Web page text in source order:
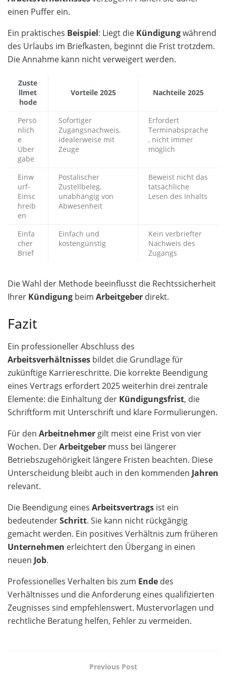
einen Puffer ein.
Ein praktisches Beispiel: Liegt die Kündigungwährend
des Urlaubs im Briefkasten, beginnt die Frist trotzdem.
Die Annahme kann nicht verweigert werden.
Zuste
llmet
hode
Vorteile 2025 Nachteile 2025
Persö
nlich
e
Über
gabe
Sofortiger
Zugangsnachweis,
idealerweise mit
Zeuge
Erfordert
Terminabsprache
, nicht immer
möglich
Einw
urf-
Einsc
hreib
en
Postalischer
Zustellbeleg,
unabhängig von
Abwesenheit
Beweist nicht das
tatsächliche
Lesen des Inhalts
Einfa
cher
Brief
Einfach und
kostengünstig
Kein verbriefter
Nachweis des
Zugangs
Die Wahl der Methode beeinflusst die Rechtssicherheit
Ihrer Kündigung beim Arbeitgeber direkt.
Fazit
Ein professioneller Abschluss des
Arbeitsverhältnisses bildet die Grundlage für
zukünftige Karriereschritte. Die korrekte Beendigung
eines Vertrags erfordert 2025 weiterhin drei zentrale
Elemente: die Einhaltung der Kündigungsfrist, die
Schriftform mit Unterschrift und klare Formulierungen.
Für den Arbeitnehmer gilt meist eine Frist von vier
Wochen. DerArbeitgeber muss bei längerer
Betriebszugehörigkeit längere Fristen beachten. Diese
Unterscheidung bleibt auch in den kommenden Jahren
relevant.
Die Beendigung eines Arbeitsvertrags ist ein
bedeutenderSchritt. Sie kann nicht rückgängig
gemacht werden. Ein positives Verhältnis zum früheren
Unternehmen erleichtert den Übergang in einen
neuen Job.
Professionelles Verhalten bis zum Ende des
Verhältnisses und die Anforderung eines qualifizierten
Zeugnisses sind empfehlenswert. Mustervorlagen und
rechtliche Beratung helfen, Fehler zu vermeiden.
Previous Post